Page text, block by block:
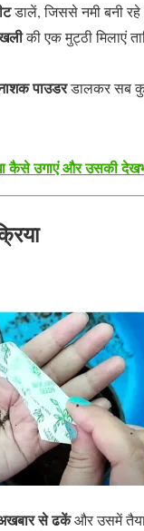
डालें, जिससे नमी बनी
की एक मुट्ठी मिलाएं
पाउडरडालकर सब
कैसे उगाएं और उसकी
से ढकेंऔर उसमें